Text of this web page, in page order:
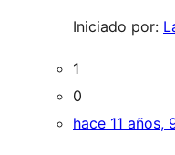
Iniciado por:
1
0
hace 11 años,